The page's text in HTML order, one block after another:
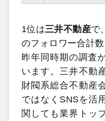
1位は三井不動産で
のフォロワー合計
昨年同時期の調査
います。三井不動
財閥系総合不動産
ではなくSNSを活
関しても業界トッ